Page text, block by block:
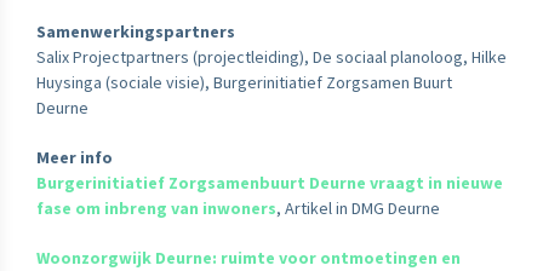
Samenwerkingspartners
Salix Projectpartners (projectleiding), De sociaal planoloog, Hilke
Huysinga (sociale visie), Burgerinitiatief Zorgsamen Buurt
Deurne
Meer info
Burgerinitiatief Zorgsamenbuurt Deurne vraagt in nieuwe
fase om inbreng van inwoners, Artikel in DMG Deurne
Woonzorgwijk Deurne: ruimte voor ontmoetingen en